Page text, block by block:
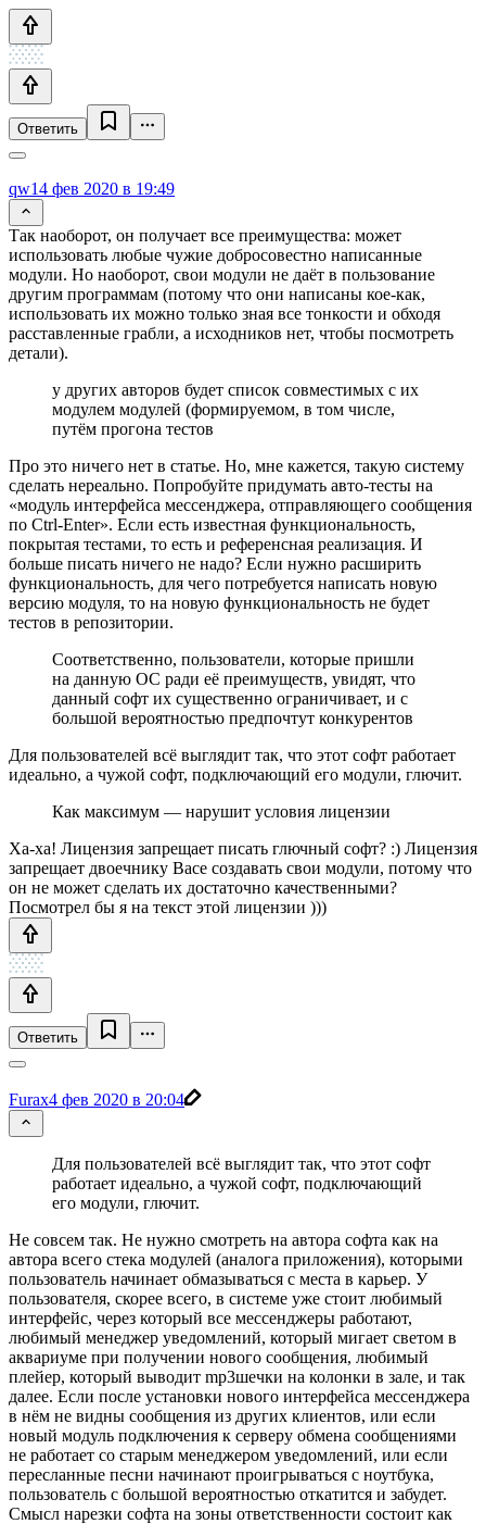
Ответить
qw14 фев 2020 в 19:49
Так наоборот, он получает все преимущества: может
использовать любые чужие добросовестно написанные
модули. Но наоборот, свои модули не даёт в пользование
другим программам (потому что они написаны кое-как,
использовать их можно только зная все тонкости и обходя
расставленные грабли, а исходников нет, чтобы посмотреть
детали).
у других авторов будет список совместимых с их
модулем модулей (формируемом, в том числе,
путём прогона тестов
Про это ничего нет в статье. Но, мне кажется, такую систему
сделать нереально. Попробуйте придумать авто-тесты на
«модуль интерфейса мессенджера, отправляющего сообщения
по Ctrl-Enter». Если есть известная функциональность,
покрытая тестами, то есть и референсная реализация. И
больше писать ничего не надо? Если нужно расширить
функциональность, для чего потребуется написать новую
версию модуля, то на новую функциональность не будет
тестов в репозитории.
Соответственно, пользователи, которые пришли
на данную ОС ради её преимуществ, увидят, что
данный софт их существенно ограничивает, и с
большой вероятностью предпочтут конкурентов
Для пользователей всё выглядит так, что этот софт работает
идеально, а чужой софт, подключающий его модули, глючит.
Как максимум — нарушит условия лицензии
Ха-ха! Лицензия запрещает писать глючный софт? :) Лицензия
запрещает двоечнику Васе создавать свои модули, потому что
он не может сделать их достаточно качественными?
Посмотрел бы я на текст этой лицензии )))
Ответить
Furax4 фев 2020 в 20:04
Для пользователей всё выглядит так, что этот софт
работает идеально, а чужой софт, подключающий
его модули, глючит.
Не совсем так. Не нужно смотреть на автора софта как на
автора всего стека модулей (аналога приложения), которыми
пользователь начинает обмазываться с места в карьер. У
пользователя, скорее всего, в системе уже стоит любимый
интерфейс, через который все мессенджеры работают,
любимый менеджер уведомлений, который мигает светом в
аквариуме при получении нового сообщения, любимый
плейер, который выводит mp3шечки на колонки в зале, и так
далее. Если после установки нового интерфейса мессенджера
в нём не видны сообщения из других клиентов, или если
новый модуль подключения к серверу обмена сообщениями
не работает со старым менеджером уведомлений, или если
пересланные песни начинают проигрываться с ноутбука,
пользователь с большой вероятностью откатится и забудет.
Смысл нарезки софта на зоны ответственности состоит как